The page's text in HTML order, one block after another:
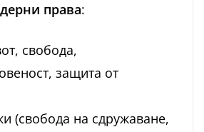
права:
свобода,
защита от
(свобода на сдружаване,